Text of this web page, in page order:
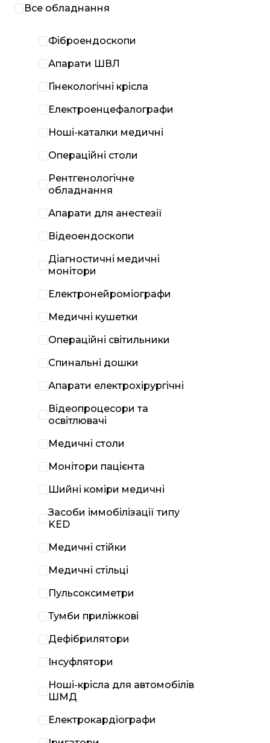
Все обладнання
Фіброендоскопи
Апарати ШВЛ
Гінекологічні крісла
Електроенцефалографи
Ноші-каталки медичні
Операційні столи
Рентгенологічне
обладнання
Апарати для анестезії
Відеоендоскопи
Діагностичні медичні
монітори
Електронейроміографи
Медичні кушетки
Операційні світильники
Спинальні дошки
Апарати електрохірургічні
Відеопроцесори та
освітлювачі
Медичні столи
Монітори пацієнта
Шийні коміри медичні
Засоби іммобілізації типу
KED
Медичні стійки
Медичні стільці
Пульсоксиметри
Тумби приліжкові
Дефібрилятори
Інсуфлятори
Ноші-крісла для автомобілів
ШМД
Електрокардіографи